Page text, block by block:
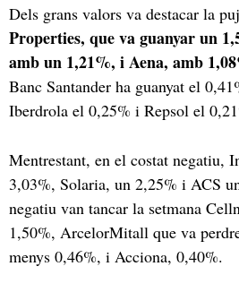
Dels grans valors va destacar la
Properties, que va guanyar un
amb un 1,21%, i Aena, amb
Banc Santander ha guanyat el
Iberdrola el 0,25% i Repsol el
Mentrestant, en el costat negatiu,
3,03%, Solaria, un 2,25% i ACS
negatiu van tancar la setmana
1,50%, ArcelorMitall que va
menys 0,46%, i Acciona, 0,40%.